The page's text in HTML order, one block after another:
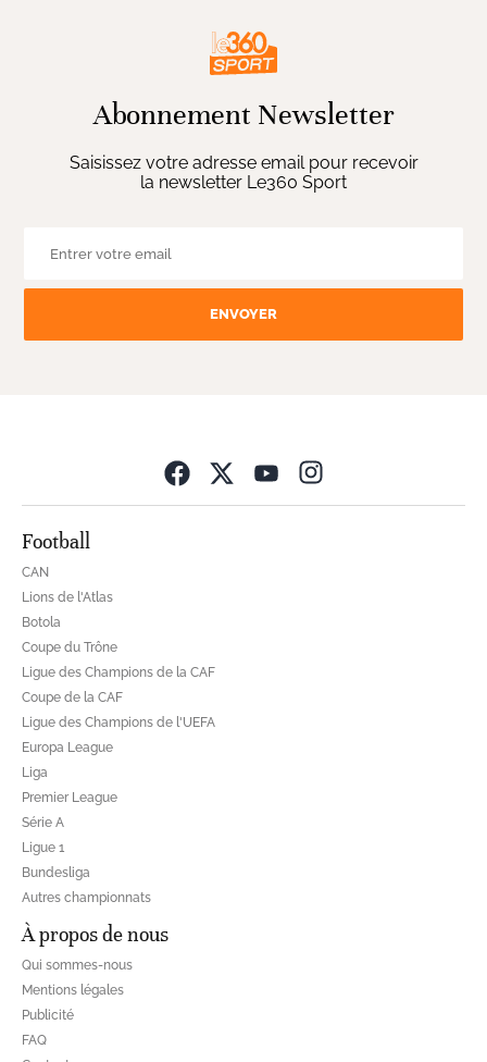
Abonnement Newsletter
Saisissez votre adresse email pour recevoir
la newsletter Le360 Sport
ENVOYER
Football
CAN
Lions de l'Atlas
Botola
Coupe du Trône
Ligue des Champions de la CAF
Coupe de la CAF
Ligue des Champions de l'UEFA
Europa League
Liga
Premier League
Série A
Ligue 1
Bundesliga
Autres championnats
À propos de nous
Qui sommes-nous
Mentions légales
Publicité
FAQ